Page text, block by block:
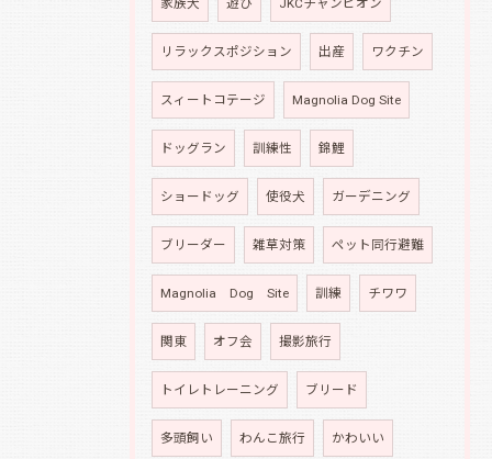
家族犬 遊び JKCチャンピオン
リラックスポジション 出産 ワクチン
スィートコテージ Magnolia Dog Site
ドッグラン 訓練性 錦鯉
ショードッグ 使役犬 ガーデニング
ブリーダー 雑草対策 ペット同行避難
Magnolia Dog Site 訓練 チワワ
関東 オフ会 撮影旅行
トイレトレーニング ブリード
多頭飼い わんこ旅行 かわいい